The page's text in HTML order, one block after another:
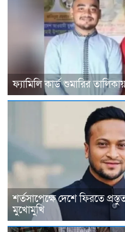
ফ্যামিলি কার্ড শুমারির
শর্তসাপেক্ষে দেশে ফিরতে
মুখোমুখি